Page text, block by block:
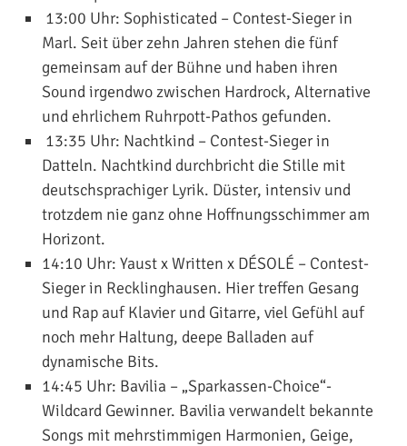
13:00 Uhr: Sophisticated – Contest-Sieger in
Marl. Seit über zehn Jahren stehen die fünf
gemeinsam auf der Bühne und haben ihren
Sound irgendwo zwischen Hardrock, Alternative
und ehrlichem Ruhrpott-Pathos gefunden.
13:35 Uhr: Nachtkind – Contest-Sieger in
Datteln. Nachtkind durchbricht die Stille mit
deutschsprachiger Lyrik. Düster, intensiv und
trotzdem nie ganz ohne Hoffnungsschimmer am
Horizont.
14:10 Uhr: Yaust x Written x DÉSOLÉ – Contest-
Sieger in Recklinghausen. Hier treffen Gesang
und Rap auf Klavier und Gitarre, viel Gefühl auf
noch mehr Haltung, deepe Balladen auf
dynamische Bits.
14:45 Uhr: Bavilia – „Sparkassen-Choice“-
Wildcard Gewinner. Bavilia verwandelt bekannte
Songs mit mehrstimmigen Harmonien, Geige,